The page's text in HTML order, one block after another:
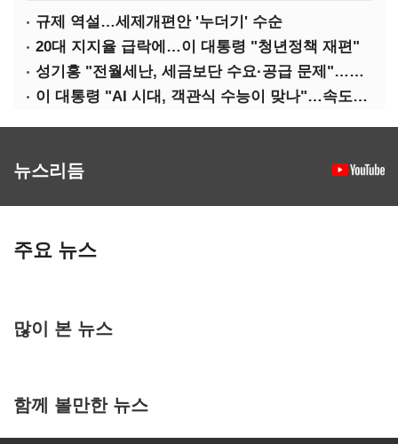
규제 역설…세제개편안 '누더기' 수순
20대 지지율 급락에…이 대통령 "청년정책 재편"
성기홍 "전월세난, 세금보단 수요·공급 문제"…닥공 시사
이 대통령 "AI 시대, 객관식 수능이 맞나"…속도전 '경계'
뉴스리듬
주요 뉴스
많이 본 뉴스
함께 볼만한 뉴스